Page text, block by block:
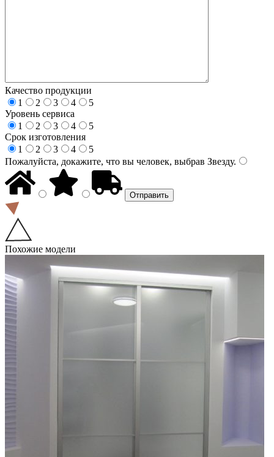
Качество продукции
1
2 3 4
5
Уровень сервиса
1
2 3 4
5
Срок изготовления
1
2 3 4
5
Пожалуйста, докажите, что вы человек, выбрав Звезду.
Похожие модели